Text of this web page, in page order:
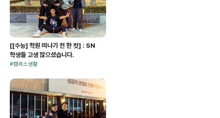
[[수능] 학원 떠나기 전 한 컷] : SN
학생들 고생 많으셨습니다.
#캠퍼스생활